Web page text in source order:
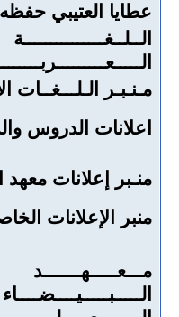
عطايا العتيبي حفظه
الــلــغـــــــــــــــة
مـنـبـر الـلـــغــات
اعلانات الدروس
منـبر إعلانات معهد
منبر الإعلانات
مـــعـــــهـــــــد
الـــــبـــــيــــضــــاء